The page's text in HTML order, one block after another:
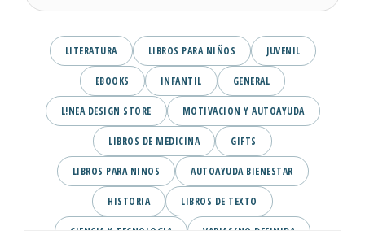
LITERATURA LIBROS PARA NIÑOS JUVENIL
EBOOKS INFANTIL GENERAL
L!NEA DESIGN STORE MOTIVACION Y AUTOAYUDA
LIBROS DE MEDICINA GIFTS
LIBROS PARA NINOS AUTOAYUDA BIENESTAR
HISTORIA LIBROS DE TEXTO
CIENCIA Y TECNOLOGIA VARIAS/NO DEFINIDA